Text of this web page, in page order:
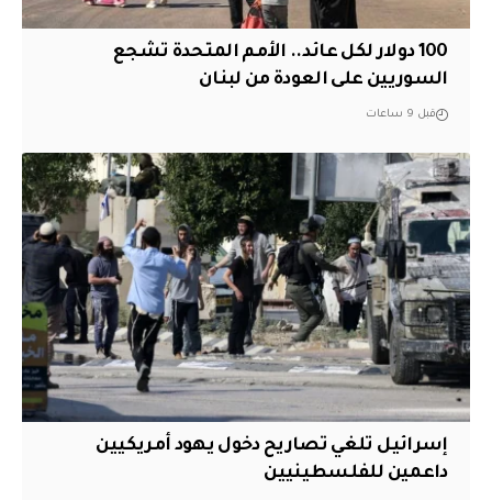
100 دولار لكل عائد.. الأمم المتحدة تشجع
السوريين على العودة من لبنان
قبل 9 ساعات
إسرائيل تلغي تصاريح دخول يهود أمريكيين
داعمين للفلسطينيين